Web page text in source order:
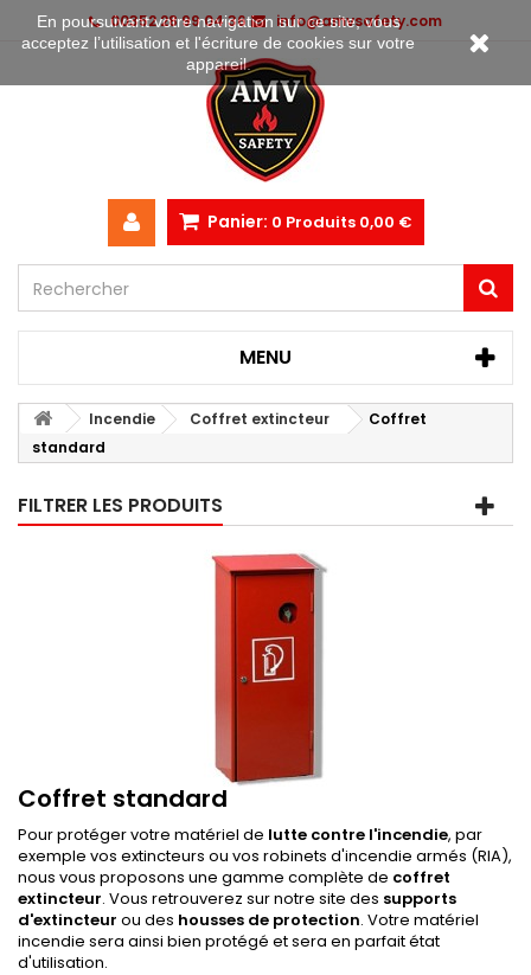
00352 28 99 04 36 info@amvsafety.com
Panier: 0 Produits 0,00 €
MENU
Incendie Coffret extincteur
Coffret
standard
FILTRER LES PRODUITS
Coffret standard
Pour protéger votre matériel de lutte contre l'incendie, par
exemple vos extincteurs ou vos robinets d'incendie armés (RIA),
nous vous proposons une gamme complète de coffret
extincteur. Vous retrouverez sur notre site des supports
d'extincteur ou des housses de protection. Votre matériel
incendie sera ainsi bien protégé et sera en parfait état
d'utilisation.
En poursuivant votre navigation sur ce site, vous
acceptez l’utilisation et l'écriture de cookies sur votre
appareil.